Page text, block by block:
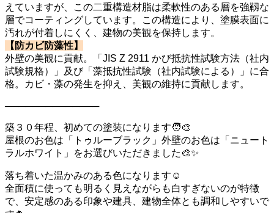
えていますが、この二重構造材脂は柔軟性のある層を強靱な
層でコーティングしています。この構造により、塗膜表面に
汚れが付着しにくく、建物の美観を保持します。
【防カビ防藻性】
外壁の美観に貢献。「JIS Z 2911 かび抵抗性試験方法（社内
試験規格）」及び「藻抵抗性試験（社内試験による）」に合
格。カビ・藻の発生を抑え、美観の維持に貢献します。
──────────────
築３０年程、初めての塗装になります🧑‍🎨
屋根のお色は「トゥルーブラック」 外壁のお色は「ニュート
ラルホワイト」
をお選びいただきました🎨✨
落ち着いた温かみのある色になります☺️
全面積に使っても明るく見えながらも白すぎないのが特徴
で、安定感のある印象や建具、建物全体とも調和しやすいで